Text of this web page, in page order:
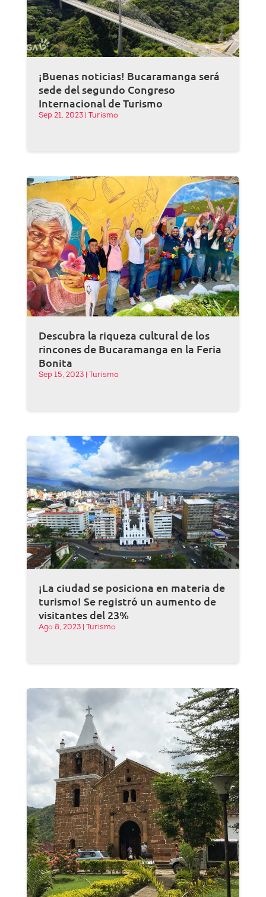
¡Buenas noticias! Bucaramanga será
sede del segundo Congreso
Internacional de Turismo
Sep 21, 2023| Turismo
Descubra la riqueza cultural de los
rincones de Bucaramanga en la Feria
Bonita
Sep 15, 2023| Turismo
¡La ciudad se posiciona en materia de
turismo! Se registró un aumento de
visitantes del 23%
Ago 8, 2023| Turismo